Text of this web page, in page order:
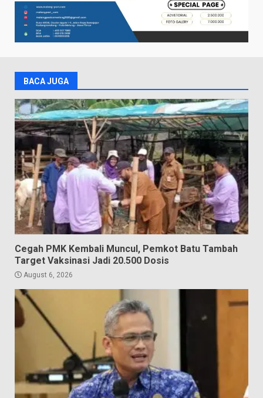
BACA JUGA
Cegah PMK Kembali Muncul, Pemkot Batu Tambah
Target Vaksinasi Jadi 20.500 Dosis
August 6, 2026